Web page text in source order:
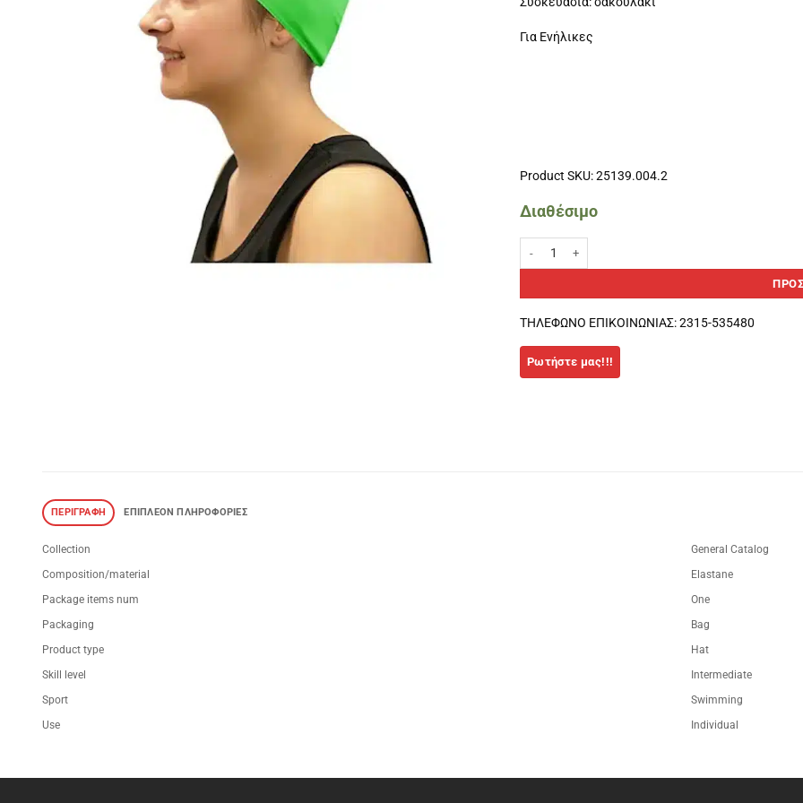
Για Ενήλικες
Product SKU: 25139.004.2
Διαθέσιμο
ΤΗΛΕΦΩΝΟ ΕΠΙΚΟΙΝΩΝΙΑΣ: 2315-535480
ΠΕΡΙΓΡΑΦΉ ΕΠΙΠΛΈΟΝ ΠΛΗΡΟΦΟΡΊΕΣ
Collection
General Catalog
Composition/material
Elastane
Package items num
One
Packaging
Bag
Product type
Hat
Skill level
Intermediate
Sport
Swimming
Use
Individual